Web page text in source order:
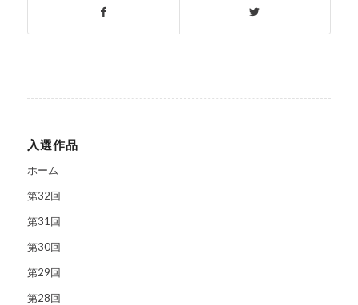
入選作品
ホーム
第32回
第31回
第30回
第29回
第28回